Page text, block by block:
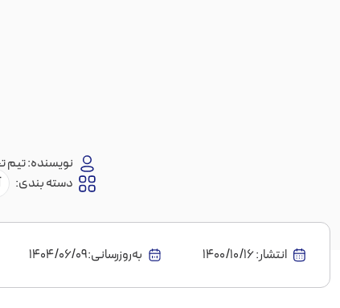
نویسنده:تیم
دسته بندی:
انتشار:1400/10/16 به‌روز‌رسانی:۱۴۰۴/۰۶/۰۹